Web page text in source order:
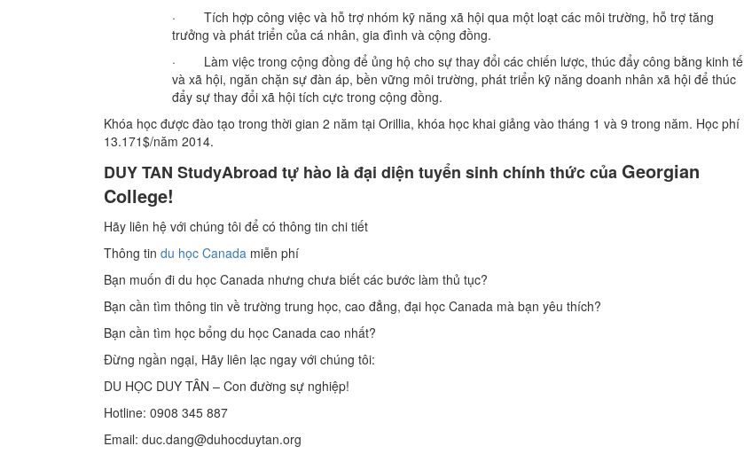
· Tích hợp công việc và hỗ trợ nhóm kỹ năng xã hội qua một loạt các môi trường, hỗ trợ tăng
trưởng và phát triển của cá nhân, gia đình và cộng đồng.
· Làm việc trong cộng đồng để ủng hộ cho sự thay đổi các chiến lược, thúc đẩy công bằng kinh tế
và xã hội, ngăn chặn sự đàn áp, bền vững môi trường, phát triển kỹ năng doanh nhân xã hội để thúc
đẩy sự thay đổi xã hội tích cực trong cộng đồng.
Khóa học được đào tạo trong thời gian 2 năm tại Orillia, khóa học khai giảng vào tháng 1 và 9 trong năm. Học phí
13.171$/năm 2014.
DUY TAN StudyAbroad tự hào là đại diện tuyển sinh chính thức củaGeorgian
College!
Hãy liên hệ với chúng tôi để có thông tin chi tiết
Thông tin du học Canada miễn phí
Bạn muốn đi du học Canada nhưng chưa biết các bước làm thủ tục?
Bạn cần tìm thông tin về trường trung học, cao đẳng, đại học Canada mà bạn yêu thích?
Bạn cần tìm học bổng du học Canada cao nhất?
Đừng ngần ngại, Hãy liên lạc ngay với chúng tôi:
DU HỌC DUY TÂN – Con đường sự nghiệp!
Hotline: 0908 345 887
Email: duc.dang@duhocduytan.org